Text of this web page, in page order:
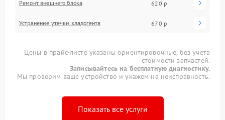
Ремонт внешнего блока 620 р
Устранение утечки хладогента 670 р
Цены в прайс-листе указаны ориентировочные, без учета
стоимости запчастей.
Записывайтесь на бесплатную диагностику.
Мы проверим ваше устройство и укажем на неисправность.
Показать все услуги